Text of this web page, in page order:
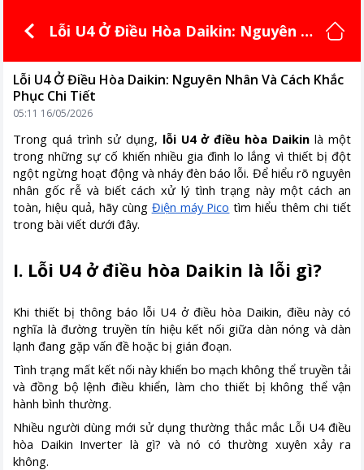
Lỗi U4 Ở Điều Hòa Daikin: Nguyên N
Lỗi U4 Ở Điều Hòa Daikin: Nguyên Nhân Và Cách Khắc
Phục Chi Tiết
05:11 16/05/2026
Trong quá trình sử dụng, lỗi U4 ở điều hòa Daikin là một
trong những sự cố khiến nhiều gia đình lo lắng vì thiết bị đột
ngột ngừng hoạt động và nháy đèn báo lỗi. Để hiểu rõ nguyên
nhân gốc rễ và biết cách xử lý tình trạng này một cách an
toàn, hiệu quả, hãy cùng Điện máy Pico tìm hiểu thêm chi tiết
trong bài viết dưới đây.
I. Lỗi U4 ở điều hòa Daikin là lỗi gì?
Khi thiết bị thông báo lỗi U4 ở điều hòa Daikin, điều này có
nghĩa là đường truyền tín hiệu kết nối giữa dàn nóng và dàn
lạnh đang gặp vấn đề hoặc bị gián đoạn.
Tình trạng mất kết nối này khiến bo mạch không thể truyền tải
và đồng bộ lệnh điều khiển, làm cho thiết bị không thể vận
hành bình thường.
Nhiều người dùng mới sử dụng thường thắc mắc Lỗi U4 điều
hòa Daikin Inverter là gì? và nó có thường xuyên xảy ra
không.